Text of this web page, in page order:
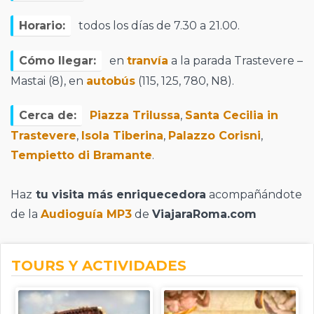
Horario: todos los días de 7.30 a 21.00.
Cómo llegar: en tranvía a la parada Trastevere –
Mastai (8), en autobús (115, 125, 780, N8).
Cerca de: Piazza Trilussa, Santa Cecilia in
Trastevere, Isola Tiberina, Palazzo Corisni,
Tempietto di Bramante.
Haz tu visita más enriquecedora acompañándote
de la Audioguía MP3 de ViajaraRoma.com
TOURS Y ACTIVIDADES